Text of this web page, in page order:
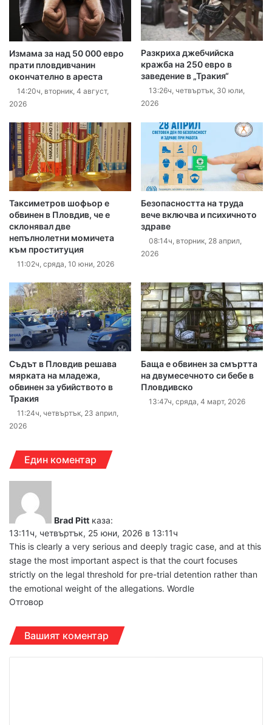
Измама за над 50 000 евро
прати пловдивчанин
окончателно в ареста
14:20ч, вторник, 4 август,
2026
Разкриха джебчийска
кражба на 250 евро в
заведение в „Тракия“
13:26ч, четвъртък, 30 юли,
2026
Таксиметров шофьор е
обвинен в Пловдив, че е
склонявал две
непълнолетни момичета
към проституция
11:02ч, сряда, 10 юни, 2026
Безопасността на труда
вече включва и психичното
здраве
08:14ч, вторник, 28 април,
2026
Съдът в Пловдив решава
мярката на младежа,
обвинен за убийството в
Тракия
11:24ч, четвъртък, 23 април,
2026
Баща е обвинен за смъртта
на двумесечното си бебе в
Пловдивско
13:47ч, сряда, 4 март, 2026
Един коментар
Brad Pitt каза:
13:11ч, четвъртък, 25 юни, 2026 в 13:11ч
This is clearly a very serious and deeply tragic case, and at this
stage the most important aspect is that the court focuses
strictly on the legal threshold for pre-trial detention rather than
the emotional weight of the allegations. Wordle
Отговор
Вашият коментар